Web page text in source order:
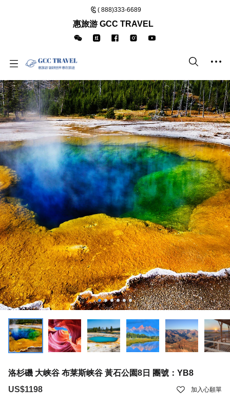
( 888)333-6689
惠旅游 GCC TRAVEL
洛杉磯 大峡谷 布莱斯峡谷 黃石公園8日 團號：YB8
US$1198
加入心願單